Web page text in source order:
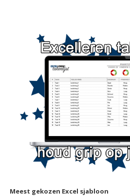
Meest gekozen Excel sjabloon